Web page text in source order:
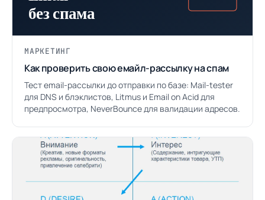
МАРКЕТИНГ
Как проверить свою емайл-рассылку на спам
Тест email-рассылки до отправки по базе: Mail-tester
для DNS и блэклистов, Litmus и Email on Acid для
предпросмотра, NeverBounce для валидации адресов.